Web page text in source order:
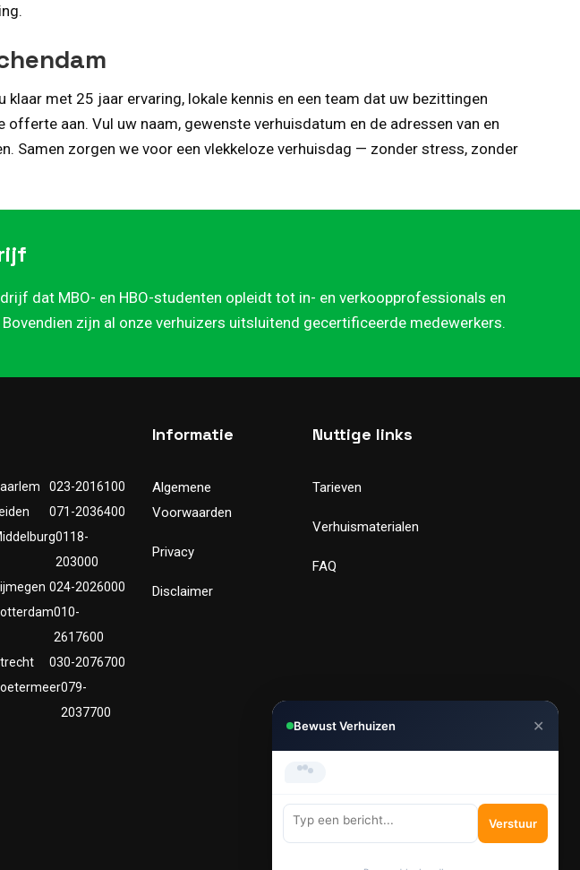
met 25 jaar ervaring, lokale kennis en een team dat uw bezittingen
aan. Vul uw naam, gewenste verhuisdatum en de adressen van en
Samen zorgen we voor een vlekkeloze verhuisdag — zonder stress, zonder
dat MBO- en HBO-studenten opleidt tot in- en verkoopprofessionals en
zijn al onze verhuizers uitsluitend gecertificeerde medewerkers.
023-2016100
071-2036400
0118-
203000
024-2026000
010-
2617600
030-2076700
079-
2037700
Informatie
Algemene
Voorwaarden
Privacy
Disclaimer
Nuttige links
Tarieven
Verhuismaterialen
FAQ
✕
Hi, Kunnen we je helpen met
verhuizen?
Verstuur